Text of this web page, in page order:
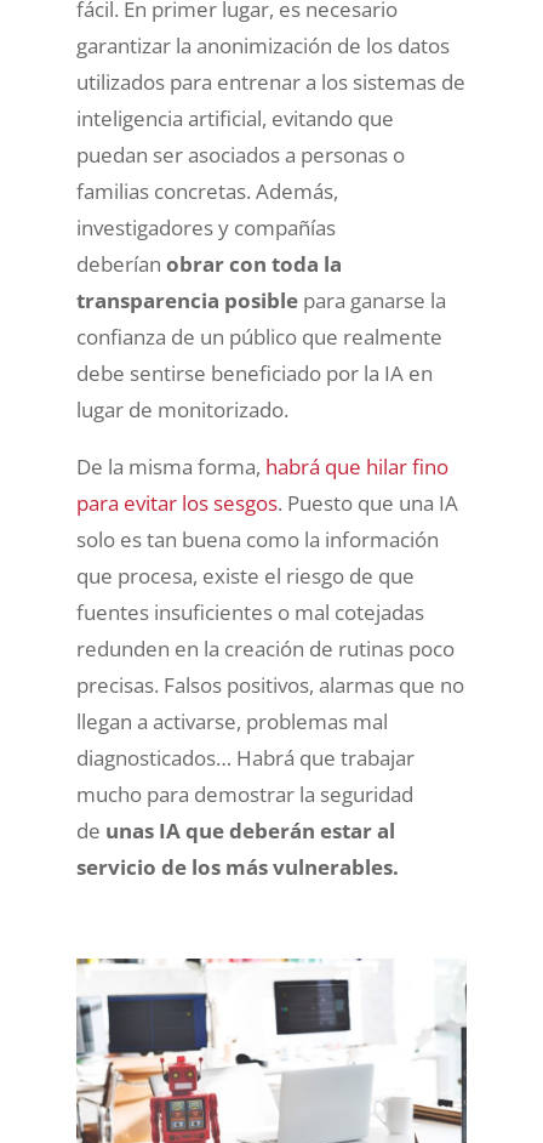
fácil. En primer lugar, es necesario
garantizar la anonimización de los datos
utilizados para entrenar a los sistemas de
inteligencia artificial, evitando que
puedan ser asociados a personas o
familias concretas. Además,
investigadores y compañías
deberían obrar con toda la
transparencia posiblepara ganarse la
confianza de un público que realmente
debe sentirse beneficiado por la IA en
lugar de monitorizado.
De la misma forma, habrá que hilar fino
para evitar los sesgos. Puesto que una IA
solo es tan buena como la información
que procesa, existe el riesgo de que
fuentes insuficientes o mal cotejadas
redunden en la creación de rutinas poco
precisas. Falsos positivos, alarmas que no
llegan a activarse, problemas mal
diagnosticados… Habrá que trabajar
mucho para demostrar la seguridad
de unas IA que deberán estar al
servicio de los más vulnerables.